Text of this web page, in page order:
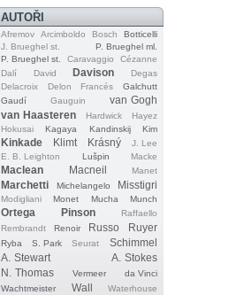
AUTOŘI
Afremov Arcimboldo Bosch
Botticelli
J. Brueghel st.
P. Brueghel ml.
P. Brueghel st.
Caravaggio
Cézanne
Dalí
David Davison
Degas
Delacroix
Delon Francés
Galchutt
Gaudí
Gauguin
van Gogh
van Haasteren
Hardwick
Hayez
Hokusai
Kagaya Kandinskij Kim
Kinkade Klimt Krásný
J. Lee
E. B. Leighton
Lušpin Macke
Maclean Macneil Manet
Marchetti Michelangelo Misstigri
Modigliani Monet Mucha Munch
Ortega Pinson
Raffaello
Rembrandt
Renoir Russo Ruyer
Ryba S. Park Seurat
Schimmel
A. Stewart
A. Stokes
N. Thomas
Vermeer
da Vinci
Wachtmeister
Wall Waterhouse